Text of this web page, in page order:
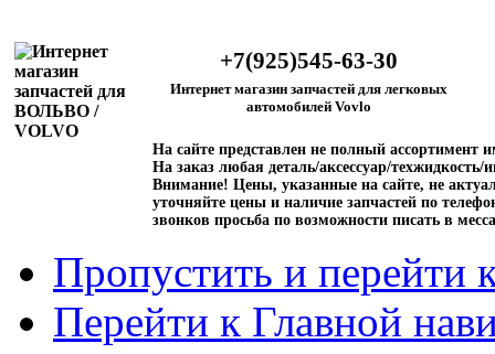
+7(925)545-63-30
Интернет магазин запчастей для легковых
автомобилей Vovlo
На сайте представлен не полный ассортимент
На заказ любая деталь/аксессуар/техжидкость/
Внимание! Цены, указанные на сайте, не
уточняйте цены и наличие запчастей по
звонков просьба по возможности писать в
Пропустить и перейти
Перейти к Главной